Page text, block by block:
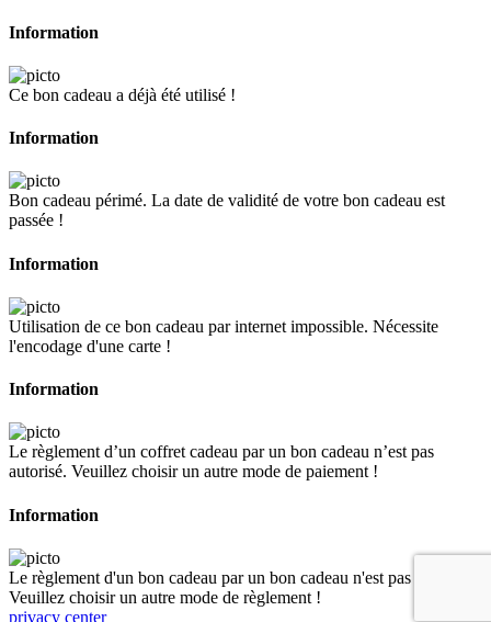
Information
Ce bon cadeau a déjà été utilisé !
Information
Bon cadeau périmé. La date de validité de votre bon cadeau est
passée !
Information
Utilisation de ce bon cadeau par internet impossible. Nécessite
l'encodage d'une carte !
Information
Le règlement d’un coffret cadeau par un bon cadeau n’est pas
autorisé. Veuillez choisir un autre mode de paiement !
Information
Le règlement d'un bon cadeau par un bon cadeau n'est pas autorisé.
Veuillez choisir un autre mode de règlement !
privacy center